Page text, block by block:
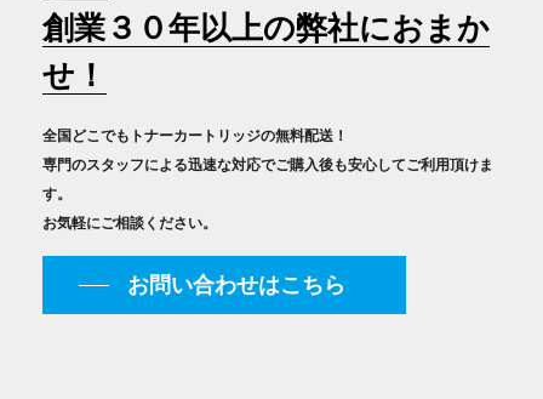
創業３０年以上の弊社におまか
せ！
全国どこでもトナーカートリッジの無料配送！
専門のスタッフによる迅速な対応でご購入後も安心してご利用頂けま
す。
お気軽にご相談ください。
お問い合わせはこちら